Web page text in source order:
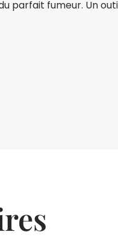
parfait fumeur. Un